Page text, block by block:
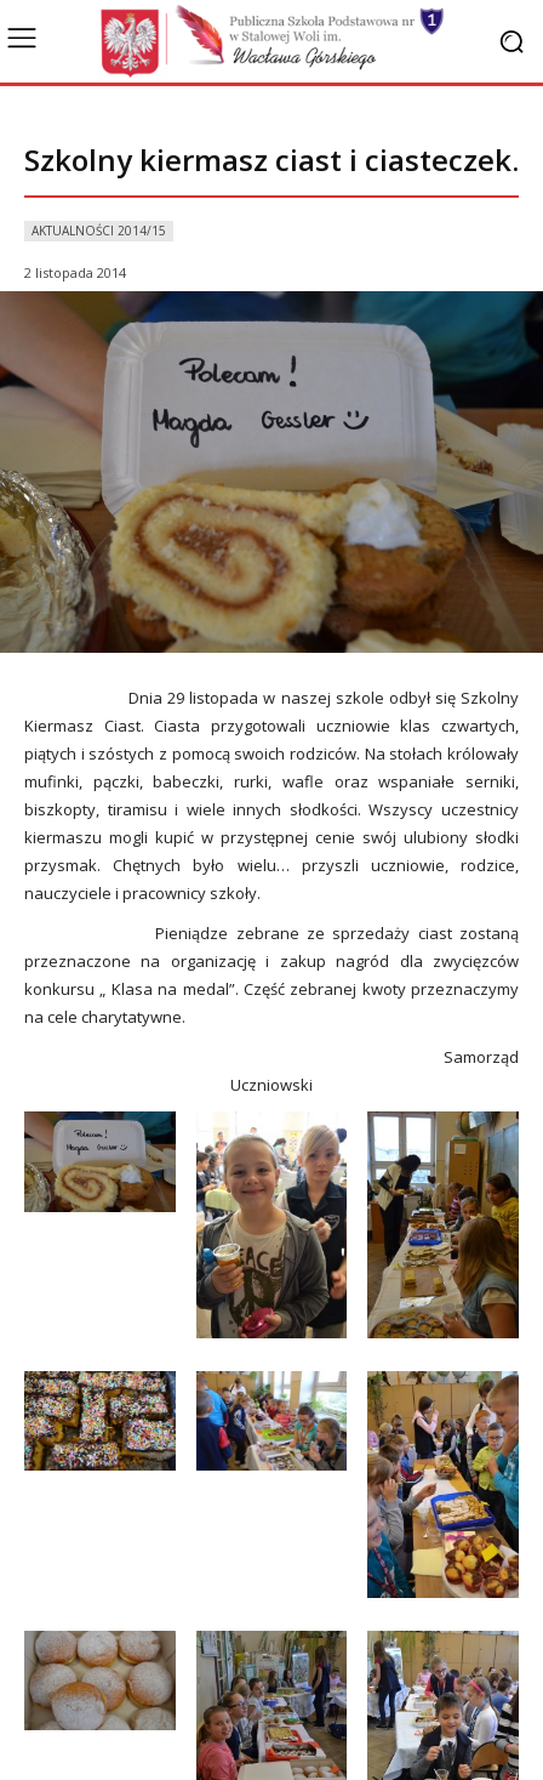
Szkolny kiermasz ciast i ciasteczek.
AKTUALNOŚCI 2014/15
2 listopada 2014
Dnia 29 listopada w naszej szkole odbył się Szkolny
Kiermasz Ciast. Ciasta przygotowali uczniowie klas czwartych,
piątych i szóstych z pomocą swoich rodziców. Na stołach królowały
mufinki, pączki, babeczki, rurki, wafle oraz wspaniałe serniki,
biszkopty, tiramisu i wiele innych słodkości. Wszyscy uczestnicy
kiermaszu mogli kupić w przystępnej cenie swój ulubiony słodki
przysmak. Chętnych było wielu… przyszli uczniowie, rodzice,
nauczyciele i pracownicy szkoły.
Pieniądze zebrane ze sprzedaży ciast zostaną
przeznaczone na organizację i zakup nagród dla zwycięzców
konkursu „ Klasa na medal”. Część zebranej kwoty przeznaczymy
na cele charytatywne.
Samorząd
Uczniowski